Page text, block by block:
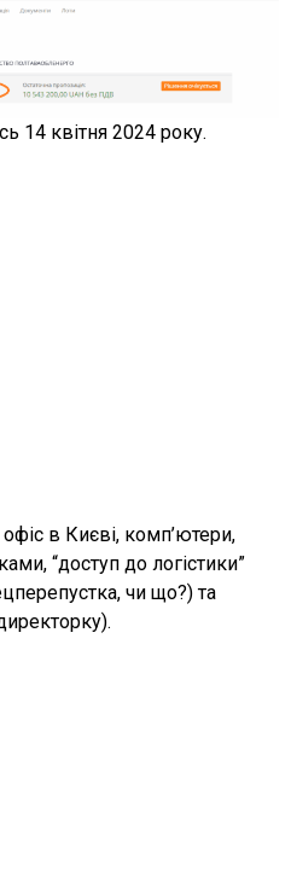
14 квітня 2024 року.
в Києві, комп’ютери,
“доступ до логістики”
чи що?) та